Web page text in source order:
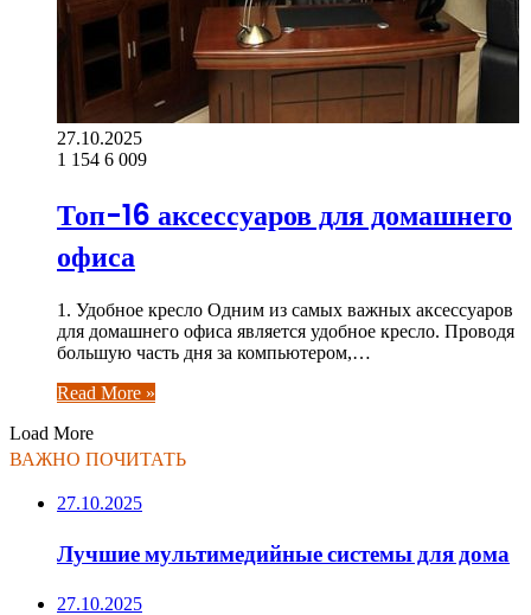
27.10.2025
1 154 6 009
Топ-16 аксессуаров для домашнего
офиса
1. Удобное кресло Одним из самых важных аксессуаров
для домашнего офиса является удобное кресло. Проводя
большую часть дня за компьютером,…
Read More »
Load More
ВАЖНО ПОЧИТАТЬ
27.10.2025
Лучшие мультимедийные системы для дома
27.10.2025